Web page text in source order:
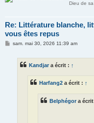
Dieu de
Re: Littérature blanche,
vous êtes repus
Msam. mai 30, 2026 11:39 am
Kandjar a écrit : ↑
Harfang2 a écrit : ↑
Belphégor a